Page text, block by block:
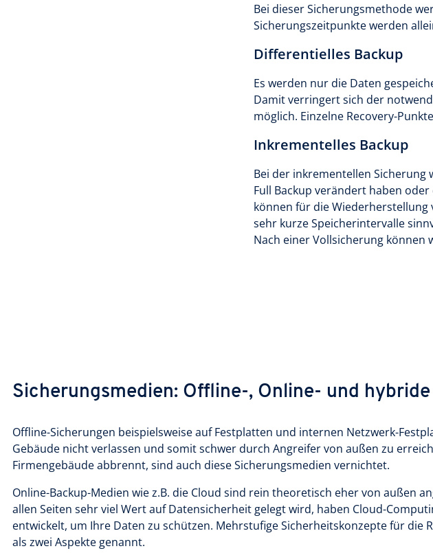
Bei dieser Sicherungsmethode
Sicherungszeitpunkte werden
Differentielles Backup
Es werden nur die Daten
Damit verringert sich der
möglich. Einzelne Recovery-
Inkrementelles Backup
Bei der inkrementellen
Full Backup verändert haben
können für die Wiederherstellung
sehr kurze Speicherintervalle
Nach einer Vollsicherung
Sicherungsmedien: Offline-, Online- und
Offline-Sicherungen beispielsweise auf Festplatten und internen Netzwerk-
Gebäude nicht verlassen und somit schwer durch Angreifer von außen zu
Firmengebäude abbrennt, sind auch diese Sicherungsmedien vernichtet.
Online-Backup-Medien wie z.B. die Cloud sind rein theoretisch eher von außen
allen Seiten sehr viel Wert auf Datensicherheit gelegt wird, haben Cloud-
entwickelt, um Ihre Daten zu schützen. Mehrstufige Sicherheitskonzepte für die
als zwei Aspekte genannt.